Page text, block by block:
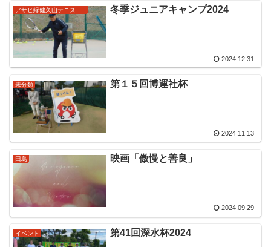
冬季ジュニアキャンプ2024
2024.12.31
未分類 第１５回博運社杯
2024.11.13
田島 映画「傲慢と善良」
2024.09.29
イベント 第41回深水杯2024